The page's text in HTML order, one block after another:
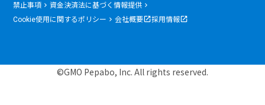
禁止事項
資金決済法に基づく情報提供
Cookie使用に関するポリシー
会社概要 採用情報
©GMO Pepabo, Inc. All rights reserved.